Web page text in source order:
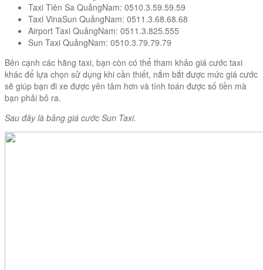
Taxi Tiên Sa QuảngNam: 0510.3.59.59.59
Taxi VinaSun QuảngNam: 0511.3.68.68.68
Airport Taxi QuảngNam: 0511.3.825.555
Sun Taxi QuảngNam: 0510.3.79.79.79
Bên cạnh các hãng taxi, bạn còn có thể tham khảo giá cước taxi
khác để lựa chọn sử dụng khi cần thiết, nắm bắt được mức giá cước
sẽ giúp bạn đi xe được yên tâm hơn và tính toán được số tiền mà
bạn phải bỏ ra.
Sau đây là bảng giá cước Sun Taxi.